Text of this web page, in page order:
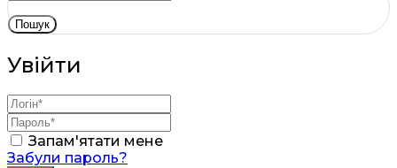
Пошук
Увійти
Запам'ятати мене
Забули пароль?